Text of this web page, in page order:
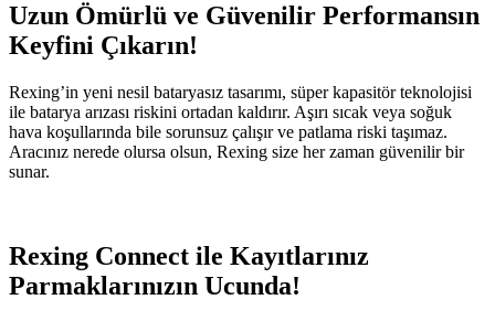
Uzun Ömürlü ve Güvenilir Performansın
Keyfini Çıkarın!
Rexing’in yeni nesil bataryasız tasarımı, süper kapasitör teknolojisi
ile batarya arızası riskini ortadan kaldırır. Aşırı sıcak veya soğuk
hava koşullarında bile sorunsuz çalışır ve patlama riski taşımaz.
Aracınız nerede olursa olsun, Rexing size her zaman güvenilir bir
sunar.
Rexing Connect ile Kayıtlarınız
Parmaklarınızın Ucunda!